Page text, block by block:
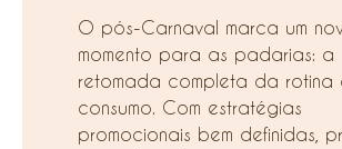
O pós-Carnaval marca um
momento para as padarias: a
retomada completa da rotina
consumo. Com estratégias
promocionais bem definidas,